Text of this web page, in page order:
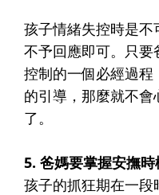
孩子情緒失控時是
不予回應即可。只
控制的一個必經過
的引導，那麼就不
了。
5. 爸媽要掌握安撫時
孩子的抓狂期在一